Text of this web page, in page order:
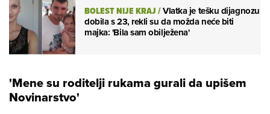
konj', ona je 'high impact', isto kao i ja".
majka: 'Bila sam obilježena'